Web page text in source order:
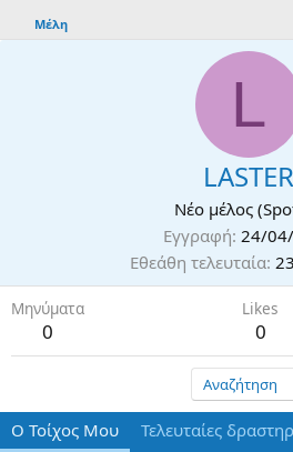
Μέλη
L
LASTER
Νέο μέλος
Εγγραφή 24/
Εθεάθη τελευταία
Μηνύματα
0
Likes
0
Αναζήτηση
Ο Τοίχος Μου Τελευταίες